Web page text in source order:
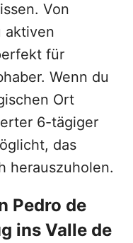
k
Von
aktiven
für
Wenn du
Ort
6-tägiger
das
herauszuholen.
Pedro de
ins Valle de